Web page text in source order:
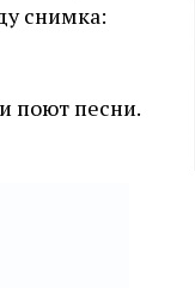
снимка:
поют песни.